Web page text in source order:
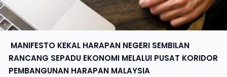
​ MANIFESTO KEKAL HARAPAN NEGERI SEMBILAN
RANCANG SEPADU EKONOMI MELALUI PUSAT KORIDOR
PEMBANGUNAN HARAPAN MALAYSIA